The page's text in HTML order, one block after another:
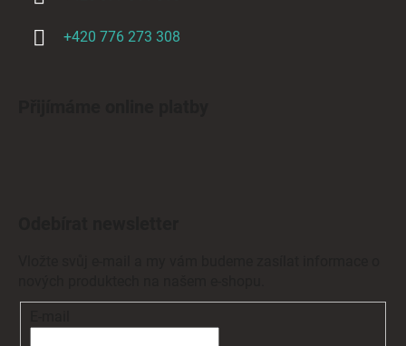
+420 776 273 308